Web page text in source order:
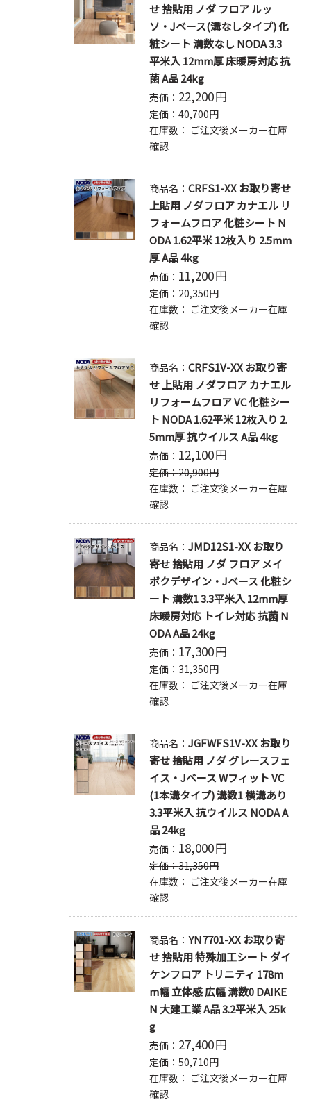
せ 捨貼用 ノダ フロア ルッ
ソ・Jベース(溝なしタイプ) 化
粧シート 溝数なし NODA 3.3
平米入 12mm厚 床暖房対応 抗
菌 A品 24kg
売価： 22,200円
定価：40,700円
在庫数： ご注文後メーカー在庫
確認
商品名：CRFS1-XX お取り寄せ
上貼用 ノダフロア カナエル リ
フォームフロア 化粧シート N
ODA 1.62平米 12枚入り 2.5mm
厚 A品 4kg
売価： 11,200円
定価：20,350円
在庫数： ご注文後メーカー在庫
確認
商品名：CRFS1V-XX お取り寄
せ 上貼用 ノダフロア カナエル
リフォームフロア VC 化粧シー
ト NODA 1.62平米 12枚入り 2.
5mm厚 抗ウイルス A品 4kg
売価： 12,100円
定価：20,900円
在庫数： ご注文後メーカー在庫
確認
商品名：JMD12S1-XX お取り
寄せ 捨貼用 ノダ フロア メイ
ボクデザイン・Jベース 化粧シ
ート 溝数1 3.3平米入 12mm厚
床暖房対応 トイレ対応 抗菌 N
ODA A品 24kg
売価： 17,300円
定価：31,350円
在庫数： ご注文後メーカー在庫
確認
商品名：JGFWFS1V-XX お取り
寄せ 捨貼用 ノダ グレースフェ
イス・Jベース Wフィット VC
(1本溝タイプ) 溝数1 横溝あり
3.3平米入 抗ウイルス NODA A
品 24kg
売価： 18,000円
定価：31,350円
在庫数： ご注文後メーカー在庫
確認
商品名：YN7701-XX お取り寄
せ 捨貼用 特殊加工シート ダイ
ケンフロア トリニティ 178m
m幅 立体感 広幅 溝数0 DAIKE
N 大建工業 A品 3.2平米入 25k
g
売価： 27,400円
定価：50,710円
在庫数： ご注文後メーカー在庫
確認